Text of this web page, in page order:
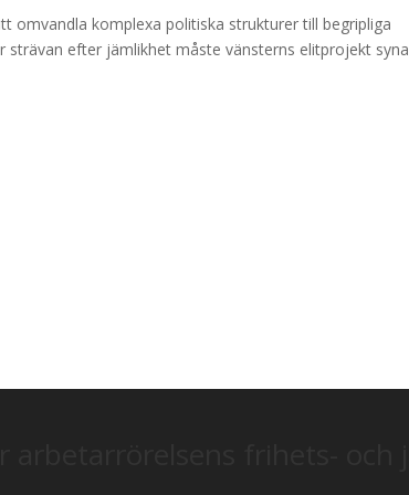
omvandla komplexa politiska strukturer till begripliga
efter jämlikhet måste vänsterns elitprojekt